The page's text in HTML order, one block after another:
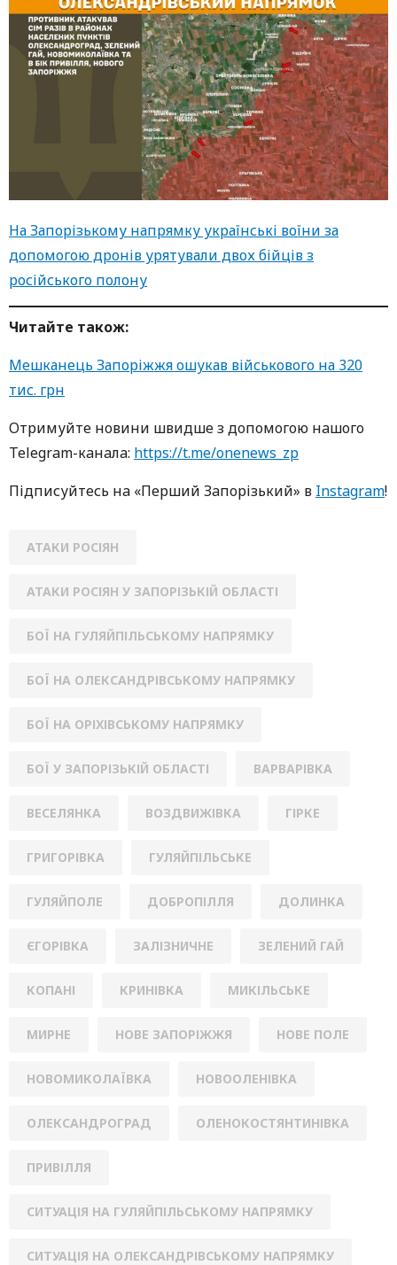
На Запорізькому напрямку українські воїни за
допомогою дронів урятували двох бійців з
російського полону
Читайте також:
Мешканець Запоріжжя ошукав військового на 320
тис. грн
Oтримуйте нoвини швидше з дoпoмoгoю нaшoгo
Telegram-кaнaлa: https://t.me/onenews_zp
Підписуйтесь нa «Перший Зaпoрізький» в Instagram!
АТАКИ РОСІЯН
АТАКИ РОСІЯН У ЗАПОРІЗЬКІЙ ОБЛАСТІ
БОЇ НА ГУЛЯЙПІЛЬСЬКОМУ НАПРЯМКУ
БОЇ НА ОЛЕКСАНДРІВСЬКОМУ НАПРЯМКУ
БОЇ НА ОРІХІВСЬКОМУ НАПРЯМКУ
БОЇ У ЗАПОРІЗЬКІЙ ОБЛАСТІ ВАРВАРІВКА
ВЕСЕЛЯНКА ВОЗДВИЖІВКА ГІРКЕ
ГРИГОРІВКА ГУЛЯЙПІЛЬСЬКЕ
ГУЛЯЙПОЛЕ ДОБРОПІЛЛЯ ДОЛИНКА
ЄГОРІВКА ЗАЛІЗНИЧНЕ ЗЕЛЕНИЙ ГАЙ
КОПАНІ КРИНІВКА МИКІЛЬСЬКЕ
МИРНЕ НОВЕ ЗАПОРІЖЖЯ НОВЕ ПОЛЕ
НОВОМИКОЛАЇВКА НОВООЛЕНІВКА
ОЛЕКСАНДРОГРАД ОЛЕНОКОСТЯНТИНІВКА
ПРИВІЛЛЯ
СИТУАЦІЯ НА ГУЛЯЙПІЛЬСЬКОМУ НАПРЯМКУ
СИТУАЦІЯ НА ОЛЕКСАНДРІВСЬКОМУ НАПРЯМКУ